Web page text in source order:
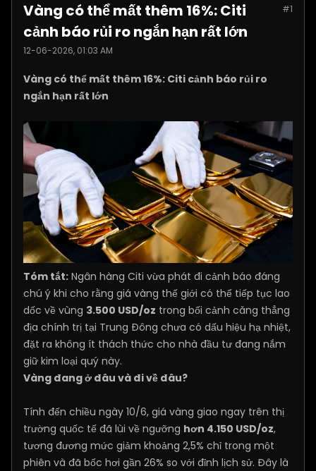
Posts:5399 #1
Vàng có thể mất thêm 16%: Citi
cảnh báo rủi ro ngắn hạn rất lớn
12-06-2026, 01:03 AM
Vàng có thể mất thêm 16%: Citi cảnh báo rủi ro
ngắn hạn rất lớn
Tóm tắt: Ngân hàng Citi vừa phát đi cảnh báo đáng
chú ý khi cho rằng giá vàng thế giới có thể tiếp tục lao
dốc về vùng 3.500 USD/oz trong bối cảnh căng thẳng
địa chính trị tại Trung Đông chưa có dấu hiệu hạ nhiệt,
đặt ra không ít thách thức cho nhà đầu tư đang nắm
giữ kim loại quý này.
Vàng đang ở đâu và đi về đâu?
Tính đến chiều ngày 10/6, giá vàng giao ngay trên thị
trường quốc tế đã lùi về ngưỡng hơn 4.150 USD/oz,
tương đương mức giảm khoảng 2,5% chỉ trong một
phiên và đã bốc hơi gần 26% so với đỉnh lịch sử. Đây là